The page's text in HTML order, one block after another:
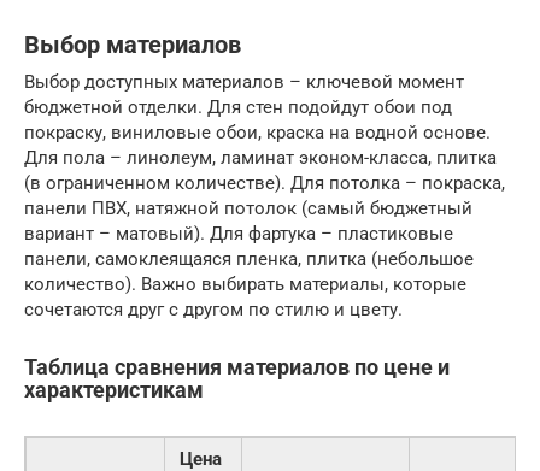
Выбор материалов
Выбор доступных материалов – ключевой момент
бюджетной отделки. Для стен подойдут обои под
покраску, виниловые обои, краска на водной основе.
Для пола – линолеум, ламинат эконом-класса, плитка
(в ограниченном количестве). Для потолка – покраска,
панели ПВХ, натяжной потолок (самый бюджетный
вариант – матовый). Для фартука – пластиковые
панели, самоклеящаяся пленка, плитка (небольшое
количество). Важно выбирать материалы, которые
сочетаются друг с другом по стилю и цвету.
Таблица сравнения материалов по цене и
характеристикам
Цена